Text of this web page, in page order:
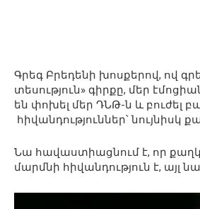
Գրեգ Բրեդենի խոսքերով, ով
տեսություն» գիրքը, մեր
են փոխել մեր ԴՆԹ-ն և բուժել
հիվանդություններ՝ նույնիսկ
Նա հավաստիացնում է, որ
մարմնի հիվանդություն է, այլ